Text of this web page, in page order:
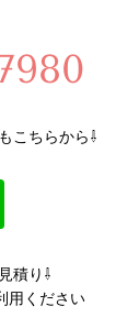
こちらから⇩
積り⇩
用ください